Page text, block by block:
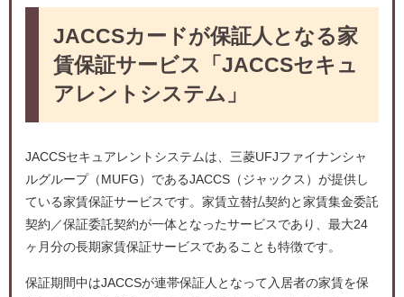
JACCSカードが保証人となる家
賃保証サービス「JACCSセキュ
アレントシステム」
JACCSセキュアレントシステムは、三菱UFJファイナンシャ
ルグループ（MUFG）であるJACCS（ジャックス）が提供し
ている家賃保証サービスです。家賃立替払契約と家賃集金委託
契約／保証委託契約が一体となったサービスであり、最大24
ヶ月分の長期家賃保証サービスであることも特徴です。
保証期間中はJACCSが連帯保証人となって入居者の家賃を保